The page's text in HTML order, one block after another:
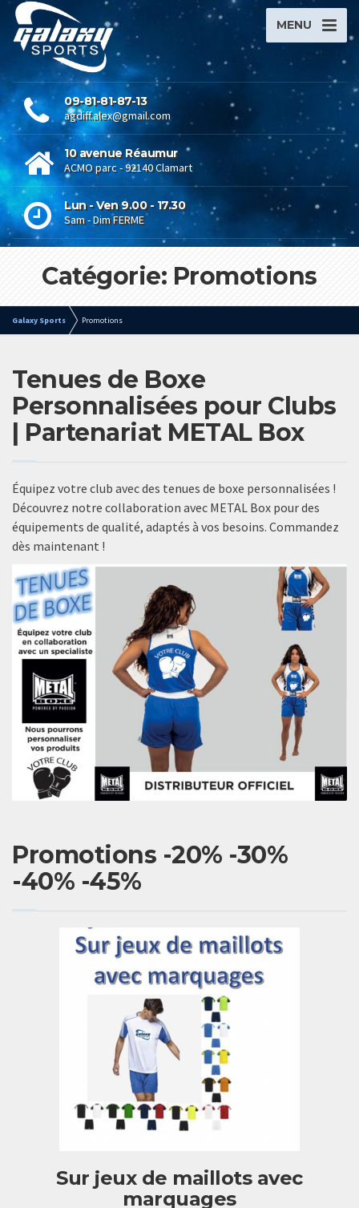
MENU
09-81-81-87-13
agdiff.alex@gmail.com
10 avenue Réaumur
ACMO parc - 92140 Clamart
Lun - Ven 9.00 - 17.30
Sam - Dim FERME
Catégorie: Promotions
Galaxy Sports Promotions
Tenues de Boxe
Personnalisées pour Clubs
| Partenariat METAL Box
Équipez votre club avec des tenues de boxe personnalisées !
Découvrez notre collaboration avec METAL Box pour des
équipements de qualité, adaptés à vos besoins. Commandez
dès maintenant !
Promotions -20% -30%
-40% -45%
Sur jeux de maillots avec
marquages